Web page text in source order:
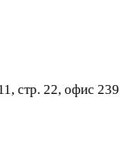
стр. 22, офис 239